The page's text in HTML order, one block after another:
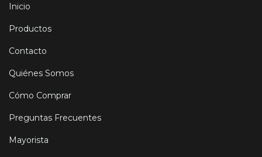
Inicio
Productos
Contacto
Quiénes Somos
Cómo Comprar
Preguntas Frecuentes
Mayorista